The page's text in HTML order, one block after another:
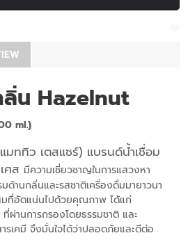
น Hazelnut
ml.)
มททิว เตสแซร์) แบรนด์น้ำเชื่อม
ศส มีความเชี่ยวชาญในการแสวงหา
านกลิ่นและรสชาติเครื่องดื่มมายาวนา
ที่อัดแน่นไปด้วยคุณภาพ ได้แก่
ที่ผ่านการกรองโดยธรรมชาติ และ
รเคมี จึงมั่นใจได้ว่าปลอดภัยและดีต่อ